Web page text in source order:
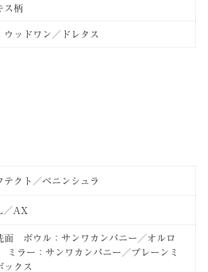
ス柄
ッドワン／ドレタス
テクト／ペニンシュラ
AX
面 ボウル：サンワカンパニー／オルロ
ラー：サンワカンパニー／プレーンミ
ックス